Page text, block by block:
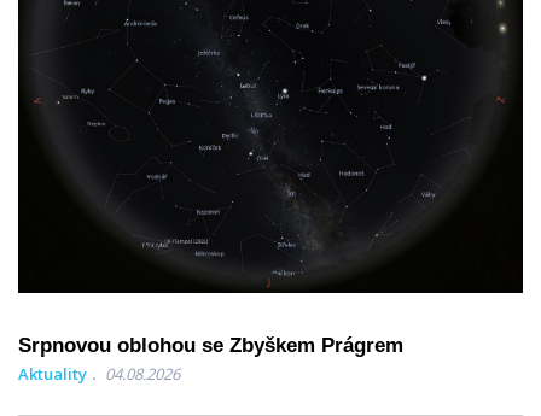
Srpnovou oblohou se Zbyškem Prágrem
Aktuality 04.08.2026